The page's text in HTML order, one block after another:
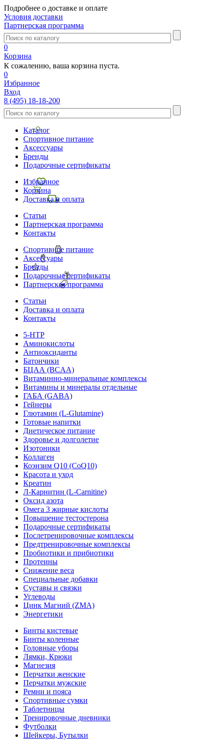
Подробнее о доставке и оплате
Условия доставки
Партнерская программа
0
Корзина
К сожалению, ваша корзина пуста.
0
Избранное
Вход
8 (495) 18-18-200
Каталог
Спортивное питание
Аксессуары
Бренды
Подарочные сертификаты
Избранное
Корзина
Доставка и оплата
Статьи
Партнерская программа
Контакты
Спортивное питание
Аксессуары
Бренды
Подарочные сертификаты
Партнерская программа
Статьи
Доставка и оплата
Контакты
5-HTP
Аминокислоты
Антиоксиданты
Батончики
БЦАА (BCAA)
Витаминно-минеральные комплексы
Витамины и минералы отдельные
ГАБА (GABA)
Гейнеры
Глютамин (L-Glutamine)
Готовые напитки
Диетическое питание
Здоровье и долголетие
Изотоники
Коллаген
Коэнзим Q10 (CoQ10)
Красота и уход
Креатин
Л-Карнитин (L-Сarnitine)
Оксид азота
Омега 3 жирные кислоты
Повышение тестостерона
Подарочные сертификаты
Послетренировочные комплексы
Предтренировочные комплексы
Пробиотики и прибиотики
Протеины
Снижение веса
Специальные добавки
Суставы и связки
Углеводы
Цинк Магний (ZMA)
Энергетики
Бинты кистевые
Бинты коленные
Головные уборы
Лямки, Крюки
Магнезия
Перчатки женские
Перчатки мужские
Ремни и пояса
Спортивные сумки
Таблетницы
Тренировочные дневники
Футболки
Шейкеры, Бутылки